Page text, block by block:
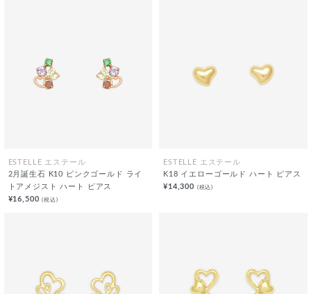
ESTELLE エステール
2月誕生石 K10 ピンクゴールド ライ
トアメジスト ハート ピアス
¥16,500(税込)
ESTELLE エステール
K18 イエローゴールド ハート ピアス
¥14,300 (税込)